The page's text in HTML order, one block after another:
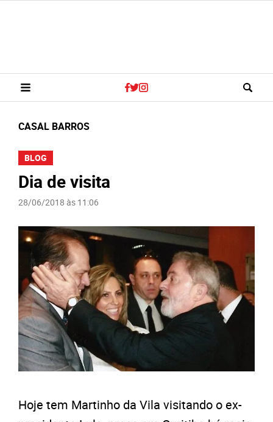
CASAL BARROS
BLOG
Dia de visita
28/06/2018 às 11:06
Hoje tem Martinho da Vila visitando o ex-